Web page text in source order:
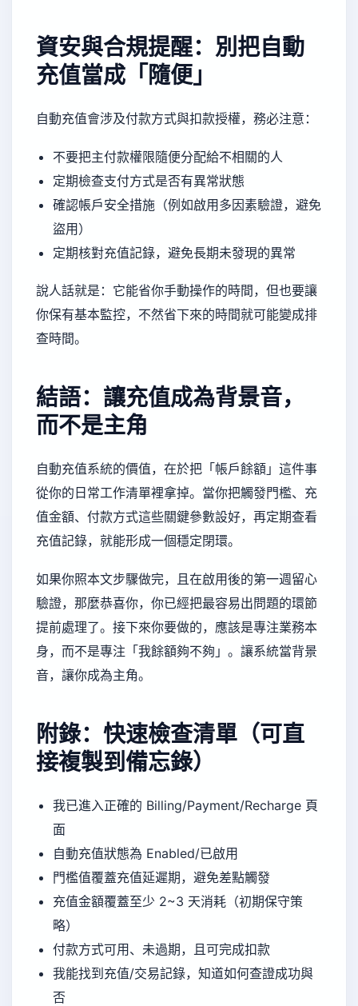
資安與合規提醒：別把自動
充值當成「隨便」
自動充值會涉及付款方式與扣款授權，務必注意：
不要把主付款權限隨便分配給不相關的人
定期檢查支付方式是否有異常狀態
確認帳戶安全措施（例如啟用多因素驗證，避免
盜用）
定期核對充值記錄，避免長期未發現的異常
說人話就是：它能省你手動操作的時間，但也要讓
你保有基本監控，不然省下來的時間就可能變成排
查時間。
結語：讓充值成為背景音，
而不是主角
自動充值系統的價值，在於把「帳戶餘額」這件事
從你的日常工作清單裡拿掉。當你把觸發門檻、充
值金額、付款方式這些關鍵參數設好，再定期查看
充值記錄，就能形成一個穩定閉環。
如果你照本文步驟做完，且在啟用後的第一週留心
驗證，那麼恭喜你，你已經把最容易出問題的環節
提前處理了。接下來你要做的，應該是專注業務本
身，而不是專注「我餘額夠不夠」。讓系統當背景
音，讓你成為主角。
附錄：快速檢查清單（可直
接複製到備忘錄）
我已進入正確的 Billing/Payment/Recharge 頁
面
自動充值狀態為 Enabled/已啟用
門檻值覆蓋充值延遲期，避免差點觸發
充值金額覆蓋至少 2~3 天消耗（初期保守策
略）
付款方式可用、未過期，且可完成扣款
我能找到充值/交易記錄，知道如何查證成功與
否